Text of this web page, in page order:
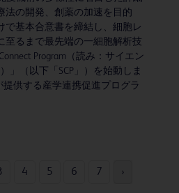
法の開発、創薬の加速を目的
で基本合意書を締結し、細胞レ
至るまで最先端の一細胞解析技
Program（読み：サイエン
」（以下「SCP」）を始動しま
提供する産学連携促進プログラ
4 5 6 7 ›